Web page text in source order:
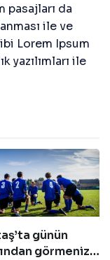
pasajları da
ile ve
Lorem Ipsum
yazılımları ile
günün
görmeniz